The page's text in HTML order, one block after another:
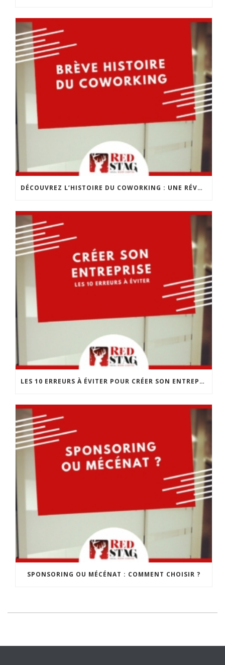
DÉCOUVREZ L’HISTOIRE DU COWORKING : UNE RÉVOLUTION DANS LE MONDE DU TRAVAIL
LES 10 ERREURS À ÉVITER POUR CRÉER SON ENTREPRISE
SPONSORING OU MÉCÉNAT : COMMENT CHOISIR ?